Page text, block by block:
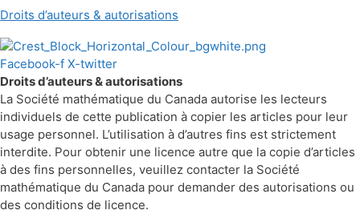
Droits d’auteurs & autorisations
Facebook-f X-twitter
Droits d’auteurs & autorisations
La Société mathématique du Canada autorise les lecteurs
individuels de cette publication à copier les articles pour leur
usage personnel. L’utilisation à d’autres fins est strictement
interdite. Pour obtenir une licence autre que la copie d’articles
à des fins personnelles, veuillez contacter la Société
mathématique du Canada pour demander des autorisations ou
des conditions de licence.